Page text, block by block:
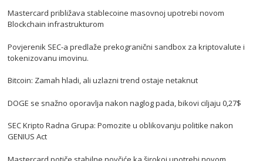
Mastercard približava stablecoine masovnoj upotrebi novom
Blockchain infrastrukturom
Povjerenik SEC-a predlaže prekogranični sandbox za kriptovalute i
tokenizovanu imovinu.
Bitcoin: Zamah hladi, ali uzlazni trend ostaje netaknut
DOGE se snažno oporavlja nakon naglog pada, bikovi ciljaju 0,27$
SEC Kripto Radna Grupa: Pomozite u oblikovanju politike nakon
GENIUS Act